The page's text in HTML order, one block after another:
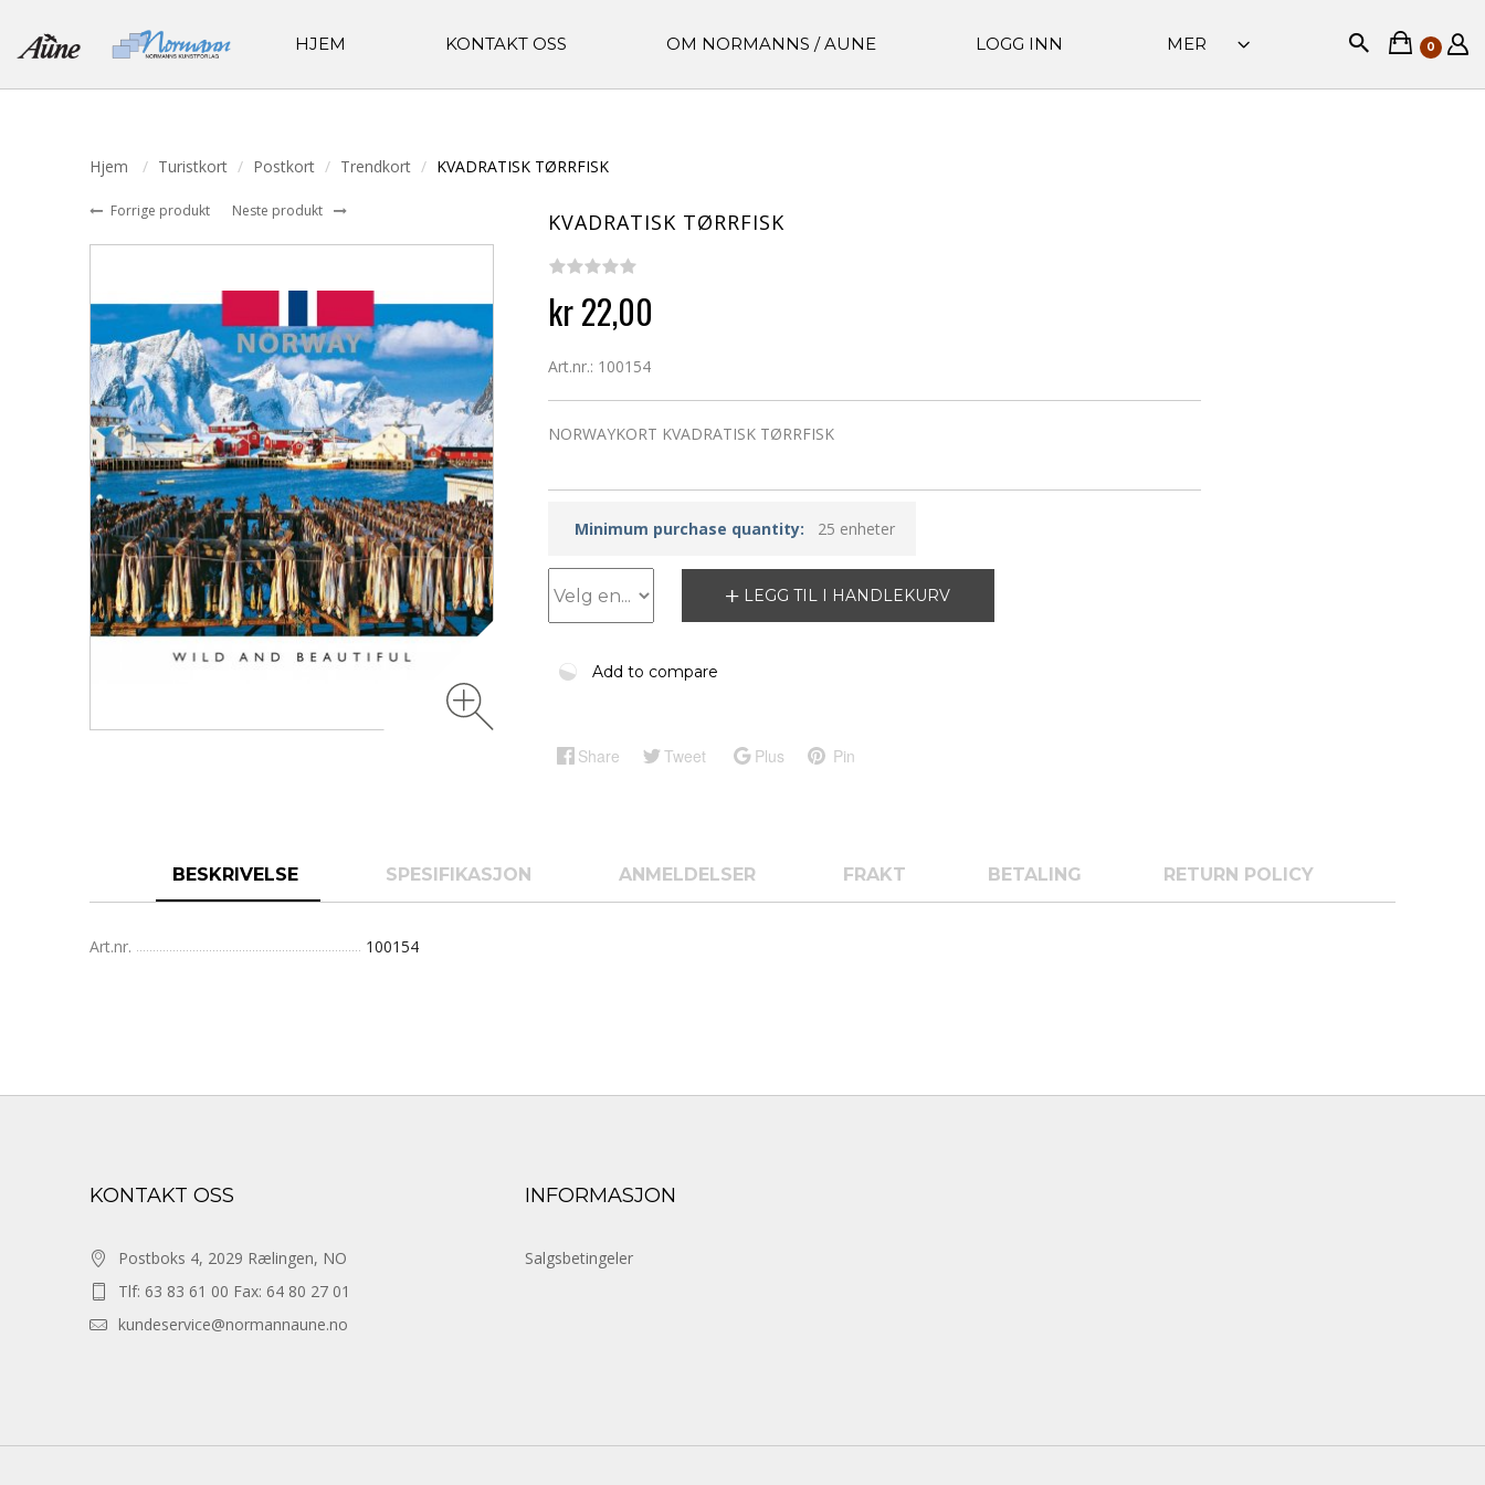
HJEM KONTAKT OSS OM NORMANNS / AUNE LOGG INN MER 0
Hjem Turistkort Postkort Trendkort KVADRATISK TØRRFISK
Forrige produkt Neste produkt KVADRATISK TØRRFISK
kr 22,00
Art.nr.: 100154
NORWAYKORT KVADRATISK TØRRFISK
Minimum purchase quantity: 25 enheter
LEGG TIL I HANDLEKURV
Add to compare
Share Tweet Plus Pin
BESKRIVELSE SPESIFIKASJON ANMELDELSER FRAKT BETALING RETURN POLICY
Art.nr. 100154
KONTAKT OSS
Postboks 4, 2029 Rælingen, NO
Tlf: 63 83 61 00 Fax: 64 80 27 01
kundeservice@normannaune.no
INFORMASJON
Salgsbetingeler